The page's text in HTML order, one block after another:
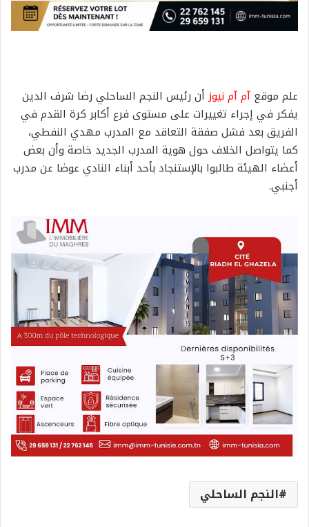
علم موقع آم آم نيوز أن رئيس النجم الساحلي رضا شرف الدين
يفكر في إجراء تغييرات على مستوى فرع أكابر كرة القدم في
الفريق بعد فشل صفقة التعاقد مع المدرب مهدي النفطي،
كما يتواصل الخلاف حول هوية المدرب الجديد خاصة وأن بعض
أعضاء الهيئة طالبوا بالإستنجاد بأحد أبناء النادي عوضا عن مدرب
أجنبي.
النجم الساحلي